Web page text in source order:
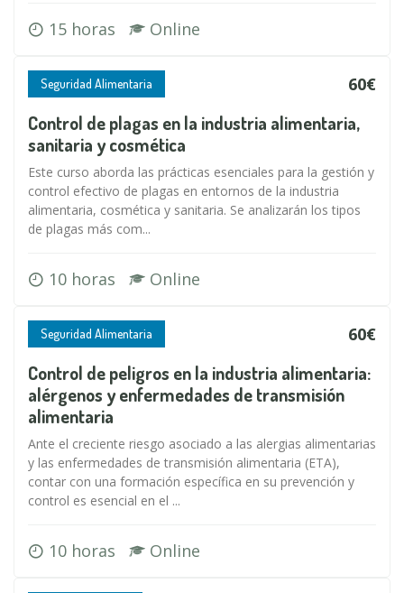
15 horas Online
Seguridad Alimentaria 60€
Control de plagas en la industria alimentaria,
sanitaria y cosmética
Este curso aborda las prácticas esenciales para la gestión y
control efectivo de plagas en entornos de la industria
alimentaria, cosmética y sanitaria. Se analizarán los tipos
de plagas más com...
10 horas Online
Seguridad Alimentaria 60€
Control de peligros en la industria alimentaria:
alérgenos y enfermedades de transmisión
alimentaria
Ante el creciente riesgo asociado a las alergias alimentarias
y las enfermedades de transmisión alimentaria (ETA),
contar con una formación específica en su prevención y
control es esencial en el ...
10 horas Online